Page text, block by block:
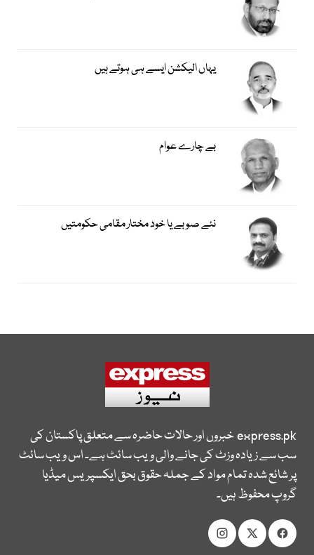
یہاں الیکشن ایسے ہی ہوتے ہیں
بے چارے عوام
نئے صوبے یا خود مختار مقامی حکومتیں
express.pkخبروں اور حالات حاضرہ سے متعلق پاکستان کی
سب سے زیادہ وزٹ کی جانے والی ویب سائٹ ہے۔ اس ویب سائٹ
پر شائع شدہ تمام مواد کے جملہ حقوق بحق ایکسپریس میڈیا
گروپ محفوظ ہیں۔